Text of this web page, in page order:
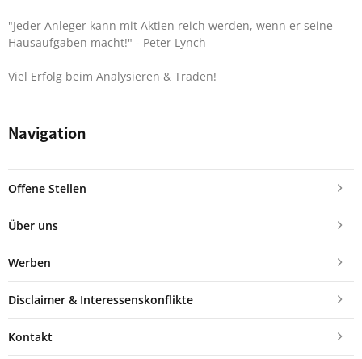
"Jeder Anleger kann mit Aktien reich werden, wenn er seine
Hausaufgaben macht!" - Peter Lynch
Viel Erfolg beim Analysieren & Traden!
Navigation
Offene Stellen
Über uns
Werben
Disclaimer & Interessenskonflikte
Kontakt